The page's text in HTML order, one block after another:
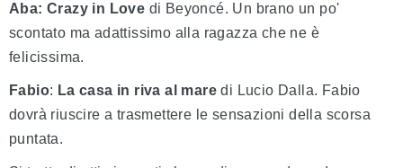
Aba: Crazy in Love di Beyoncé. Un brano un po'
scontato ma adattissimo alla ragazza che ne è
felicissima.
Fabio: La casa in riva al mare di Lucio Dalla. Fabio
dovrà riuscire a trasmettere le sensazioni della scorsa
puntata.